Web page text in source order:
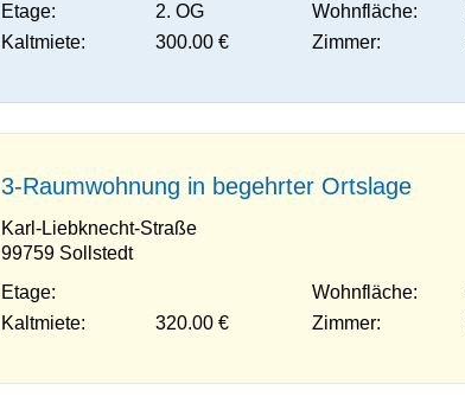
Etage:
2. OG
Kaltmiete:
300.00 €
Wohnfläche:
Zimmer:
3-Raumwohnung in begehrter Ortslage
Karl-Liebknecht-Straße
99759 Sollstedt
Etage:
Kaltmiete:
320.00 €
Wohnfläche:
Zimmer: